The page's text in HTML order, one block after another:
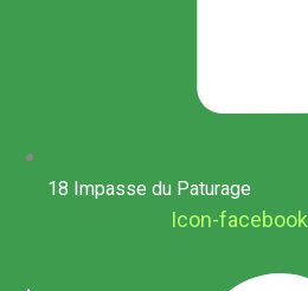
18 Impasse du Paturage
Icon-facebook